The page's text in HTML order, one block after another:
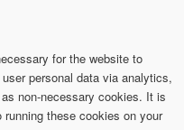
for the website to
personal data via analytics,
non-necessary cookies. It is
these cookies on your